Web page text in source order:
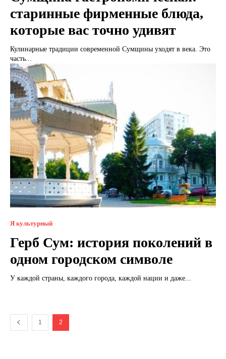
старинные фирменные блюда,
которые вас точно удивят
Кулинарные традиции современной Сумщины уходят в века. Это
часть...
Я культурный
Герб Сум: история поколений в
одном городском символе
У каждой страны, каждого города, каждой нации и даже...
1 2